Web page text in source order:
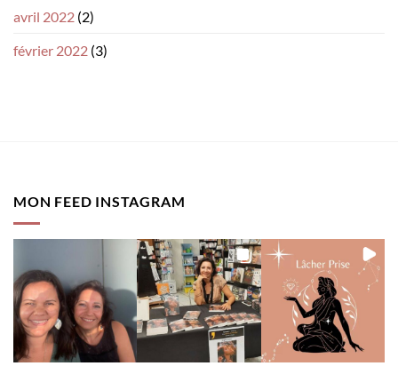
avril 2022 (2)
février 2022 (3)
MON FEED INSTAGRAM